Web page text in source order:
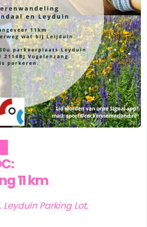
11 km
Leyduin Parking Lot,